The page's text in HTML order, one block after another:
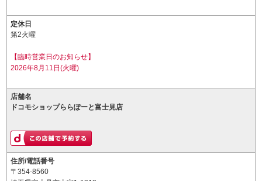
定休日
第2火曜
【臨時営業日のお知らせ】
2026年8月11日(火曜)
店舗名
ドコモショップららぽーと富士見店
住所/電話番号
〒354-8560